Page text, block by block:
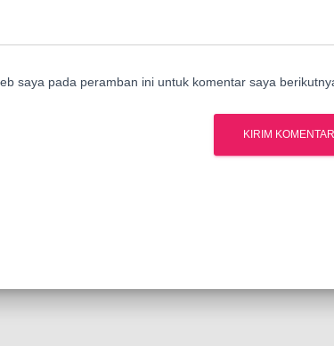
saya pada peramban ini untuk komentar saya